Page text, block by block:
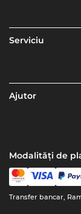
Serviciu
Ajutor
Modalități de
Transfer bancar,